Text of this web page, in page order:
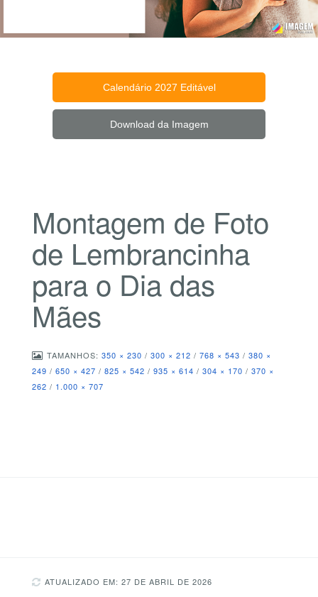
Calendário 2027 Editável
Download da Imagem
Montagem de Foto
de Lembrancinha
para o Dia das
Mães
TAMANHOS: 350 × 230 / 300 × 212 / 768 × 543 / 380 ×
249 / 650 × 427 / 825 × 542 / 935 × 614 / 304 × 170 / 370 ×
262 / 1.000 × 707
ATUALIZADO EM: 27 DE ABRIL DE 2026